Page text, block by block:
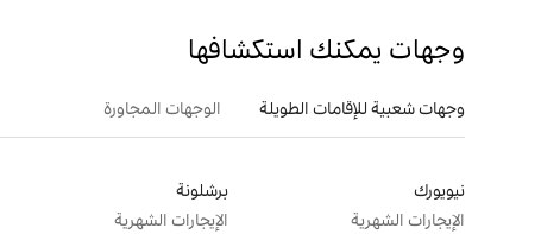
وجهات يمكنك استكشافها
وجهات شعبية للإقامات الطويلة الوجهات المجاورة
نيويورك
الإيجارات الشهرية
برشلونة
الإيجارات الشهرية